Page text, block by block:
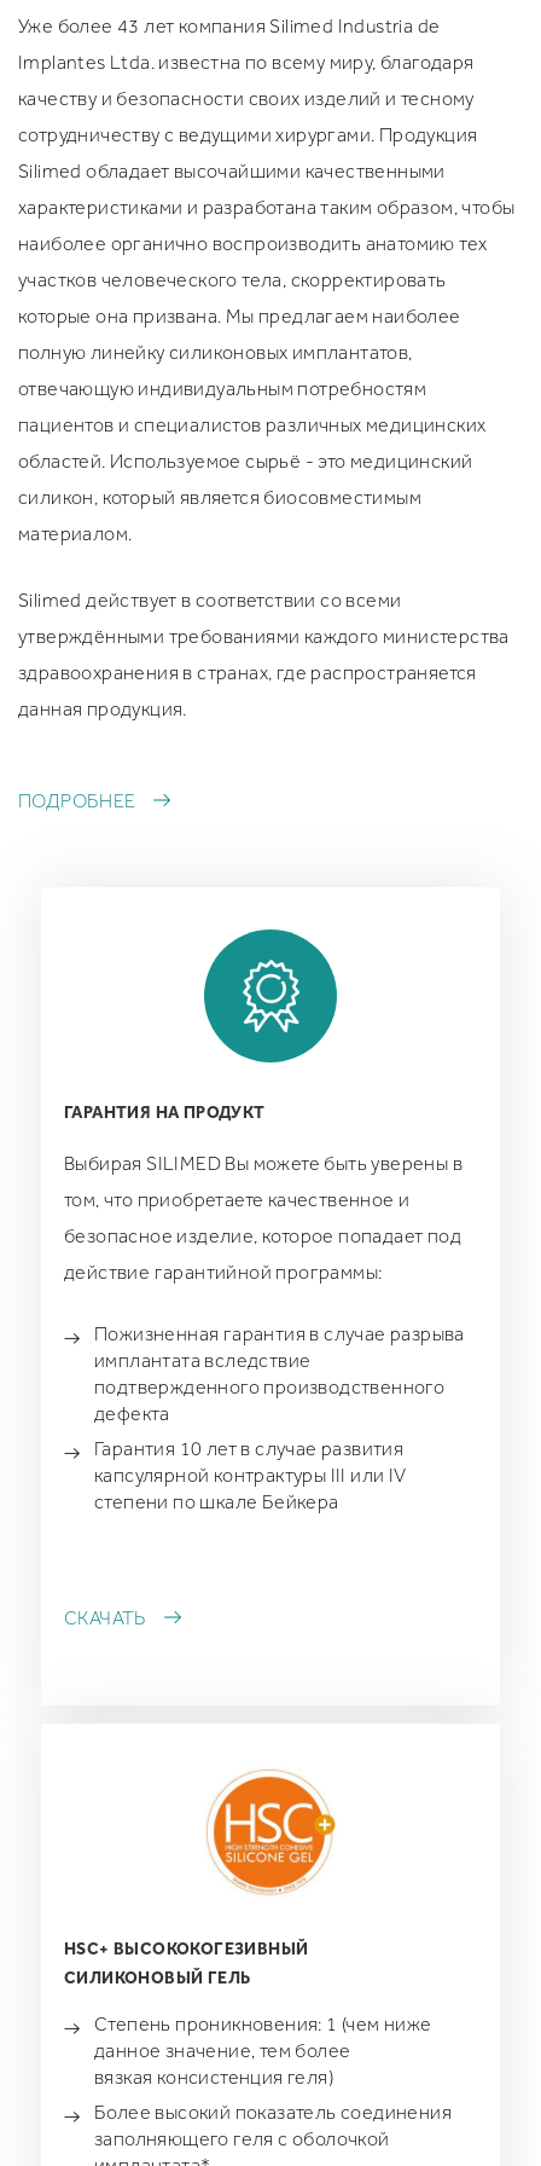
Уже более 43 лет компания Silimed Industria de
Implantes Ltda. известна по всему миру, благодаря
качеству и безопасности своих изделий и тесному
сотрудничеству с ведущими хирургами. Продукция
Silimed обладает высочайшими качественными
характеристиками и разработана таким образом, чтобы
наиболее органично воспроизводить анатомию тех
участков человеческого тела, скорректировать
которые она призвана. Мы предлагаем наиболее
полную линейку силиконовых имплантатов,
отвечающую индивидуальным потребностям
пациентов и специалистов различных медицинских
областей. Используемое сырьё - это медицинский
силикон, который является биосовместимым
материалом.
Silimed действует в соответствии со всеми
утверждёнными требованиями каждого министерства
здравоохранения в странах, где распространяется
данная продукция.
ПОДРОБНЕЕ
ГАРАНТИЯ НА ПРОДУКТ
Выбирая SILIMED Вы можете быть уверены в
том, что приобретаете качественное и
безопасное изделие, которое попадает под
действие гарантийной программы:
Пожизненная гарантия в случае разрыва
имплантата вследствие
подтвержденного производственного
дефекта
Гарантия 10 лет в случае развития
капсулярной контрактуры III или IV
степени по шкале Бейкера
СКАЧАТЬ
HSC+ ВЫСОКОКОГЕЗИВНЫЙ
СИЛИКОНОВЫЙ ГЕЛЬ
Степень проникновения: 1 (чем ниже
данное значение, тем более
вязкая консистенция геля)
Более высокий показатель соединения
заполняющего геля с оболочкой